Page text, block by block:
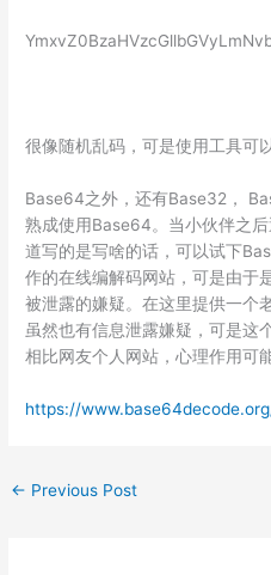
很像随机乱码，可是使用工具可
Base64之外，还有Base32，
熟成使用Base64。当小伙伴之
道写的是写啥的话，可以试下
作的在线编解码网站，可是由于
被泄露的嫌疑。在这里提供一个
虽然也有信息泄露嫌疑，可是这
相比网友个人网站，心理作用可
https://
← Previous Post